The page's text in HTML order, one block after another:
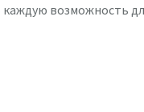
возможность